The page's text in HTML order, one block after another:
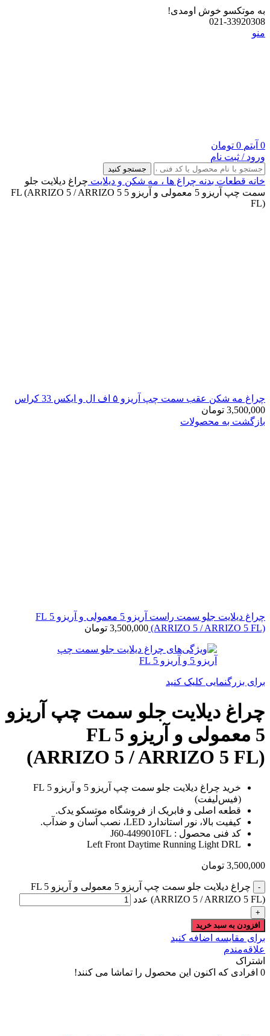
به موتکسو خوش اومدی!
021-33920308
منو
0 آیتم 0 تومان
ورود / ثبت نام
جستجو کنید
خانه قطعات بدنه چراغ‌ ها ، مه‌ شکن و دیلایت چراغ دیلایت جلو
سمت چپ آریزو 5 معمولی و آریزو 5 FL (ARRIZO 5 / ARRIZO 5
FL)
چراغ مه شکن عقب سمت چپ آریزو ۵ اف ال و ایکس 33 کراس
3,500,000 تومان
بازگشت به محصولات
چراغ دیلایت جلو سمت راست آریزو 5 معمولی و آریزو 5 FL
(ARRIZO 5 / ARRIZO 5 FL)
3,500,000 تومان
برای بزرگنمایی کلیک کنید
چراغ دیلایت جلو سمت چپ آریزو
5 معمولی و آریزو 5 FL
(ARRIZO 5 / ARRIZO 5 FL)
خرید چراغ دیلایت جلو سمت چپ آریزو 5 و آریزو 5 FL
(فیس‌لیفت)
قطعه اصلی و فابریک از فروشگاه موتسکو یدک.
کیفیت بالا، نور استاندارد LED، نصب آسان و ضدآب.
کد فنی محصول : J60-4499010FL
Left Front Daytime Running Light DRL
3,500,000 تومان
چراغ دیلایت جلو سمت چپ آریزو 5 معمولی و آریزو 5 FL
(ARRIZO 5 / ARRIZO 5 FL) عدد
افزودن به سبد خرید
برای مقایسه اضافه کنید
علاقه‌مندم
اشتراک
0 افرادی که اکنون این محصول را تماشا می کنند!